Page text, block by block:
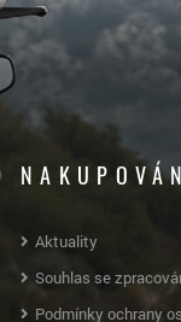
Aktuality
Souhlas se
Podmínky ochrany